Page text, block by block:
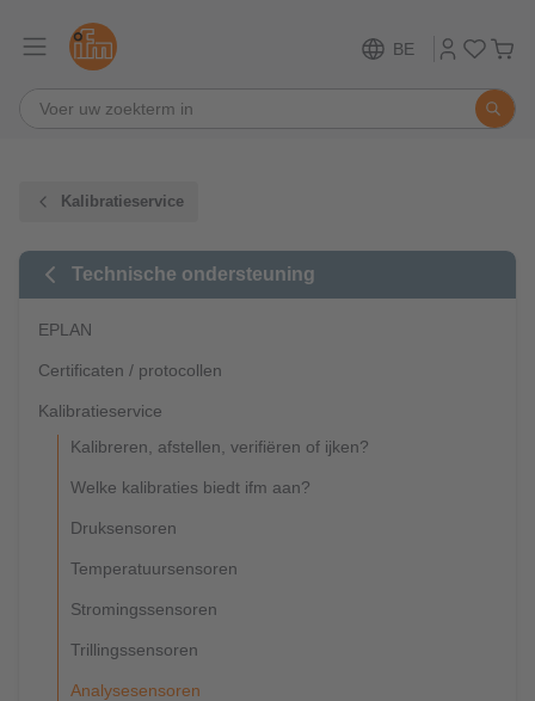
BE
Kalibratieservice
Technische ondersteuning
EPLAN
Certificaten / protocollen
Kalibratieservice
Kalibreren, afstellen, verifiëren of ijken?
Welke kalibraties biedt ifm aan?
Druksensoren
Temperatuursensoren
Stromingssensoren
Trillingssensoren
Analysesensoren